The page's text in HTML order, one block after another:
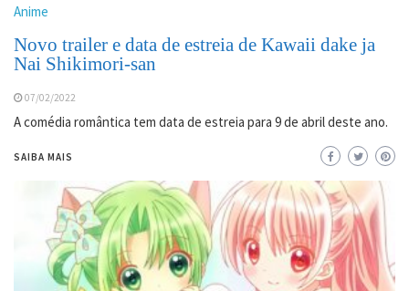
Anime
Novo trailer e data de estreia de Kawaii dake ja
Nai Shikimori-san
07/02/2022
A comédia romântica tem data de estreia para 9 de abril deste ano.
SAIBA MAIS